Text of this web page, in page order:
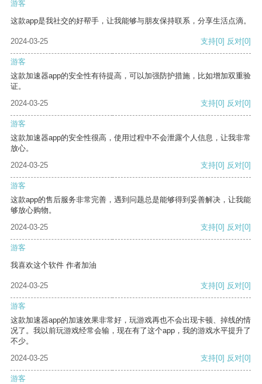
游客
这款app是我社交的好帮手，让我能够与朋友保持联系，分享生活点滴。
2024-03-25 支持[0] 反对[0]
游客
这款加速器app的安全性有待提高，可以加强防护措施，比如增加双重验
证。
2024-03-25
支持[0] 反对[0]
游客
这款加速器app的安全性很高，使用过程中不会泄露个人信息，让我非常
放心。
2024-03-25
支持[0] 反对[0]
游客
这款app的售后服务非常完善，遇到问题总是能够得到妥善解决，让我能
够放心购物。
2024-03-25
支持[0] 反对[0]
游客
我喜欢这个软件 作者加油
2024-03-25 支持[0] 反对[0]
游客
这款加速器app的加速效果非常好，玩游戏再也不会出现卡顿、掉线的情
况了。我以前玩游戏经常会输，现在有了这个app，我的游戏水平提升了
不少。
2024-03-25
支持[0] 反对[0]
游客